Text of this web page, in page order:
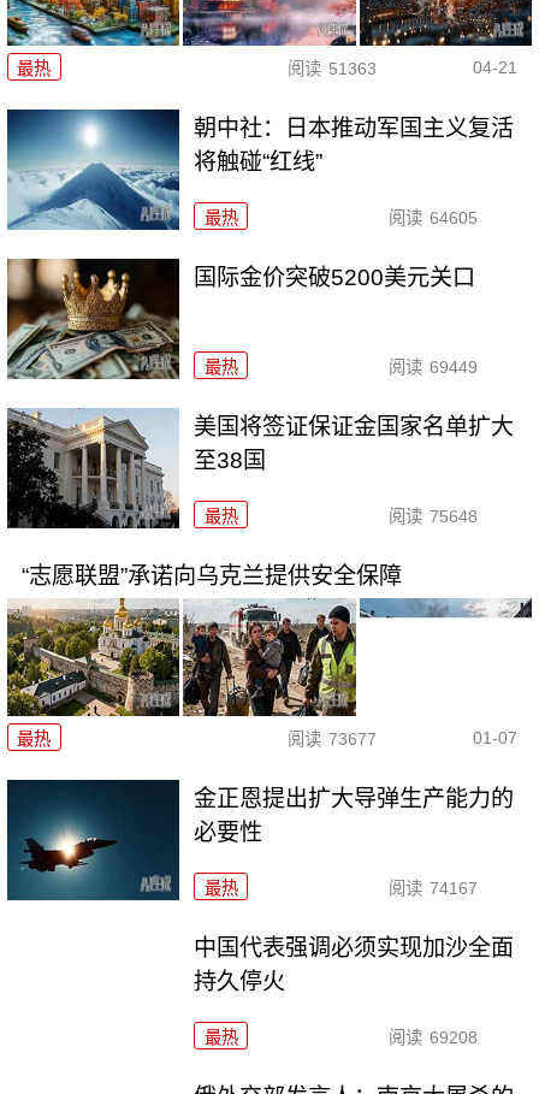
最热 阅读 51363 04-21
朝中社：日本推动军国主义复活
将触碰“红线”
最热 阅读 64605
国际金价突破5200美元关口
最热 阅读 69449
美国将签证保证金国家名单扩大
至38国
最热 阅读 75648
“志愿联盟”承诺向乌克兰提供安全保障
最热 阅读 73677 01-07
金正恩提出扩大导弹生产能力的
必要性
最热 阅读 74167
中国代表强调必须实现加沙全面
持久停火
最热 阅读 69208